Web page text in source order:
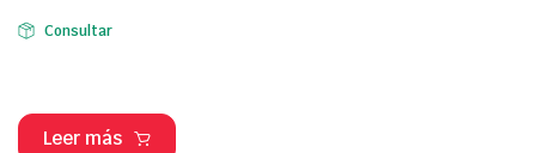
Consultar
Leer más